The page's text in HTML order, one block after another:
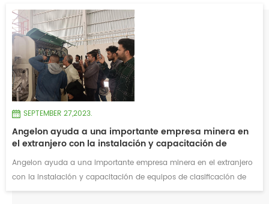
SEPTEMBER 27,2023.
Angelon ayuda a una importante empresa minera en
el extranjero con la instalación y capacitación de
Angelon ayuda a una importante empresa minera en el extranjero
con la instalación y capacitación de equipos de clasificación de
minerales Angelon, un proveedor líder de soluciones mineras, se